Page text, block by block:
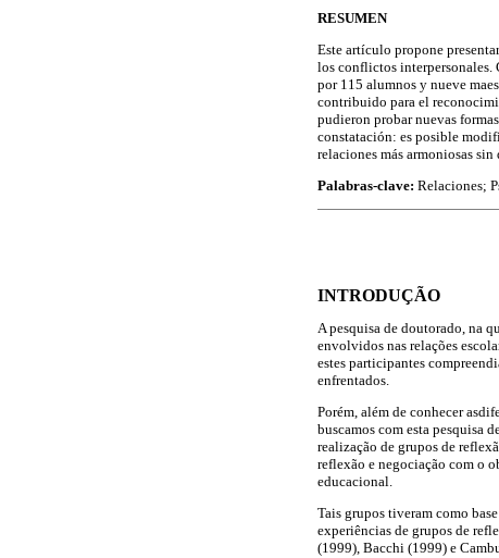
RESUMEN
Este artículo propone
los conflictos interpersonales.
por 115 alumnos y nueve
contribuido para el
pudieron probar nuevas
constatación: es posible
relaciones más armoniosas
Palabras-clave: Relaciones;
INTRODUÇÃO
A pesquisa de doutorado, na
envolvidos nas relações
estes participantes
enfrentados.
Porém, além de conhecer
buscamos com esta pesquisa
realização de grupos de
reflexão e negociação com o
educacional.
Tais grupos tiveram como
experiências de grupos de
(1999), Bacchi (1999) e